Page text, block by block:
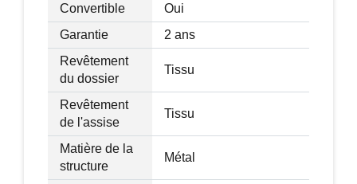
Convertible
Oui
Garantie
2 ans
Revêtement
du dossier
Tissu
Revêtement
de l'assise
Tissu
Matière de la
structure
Métal